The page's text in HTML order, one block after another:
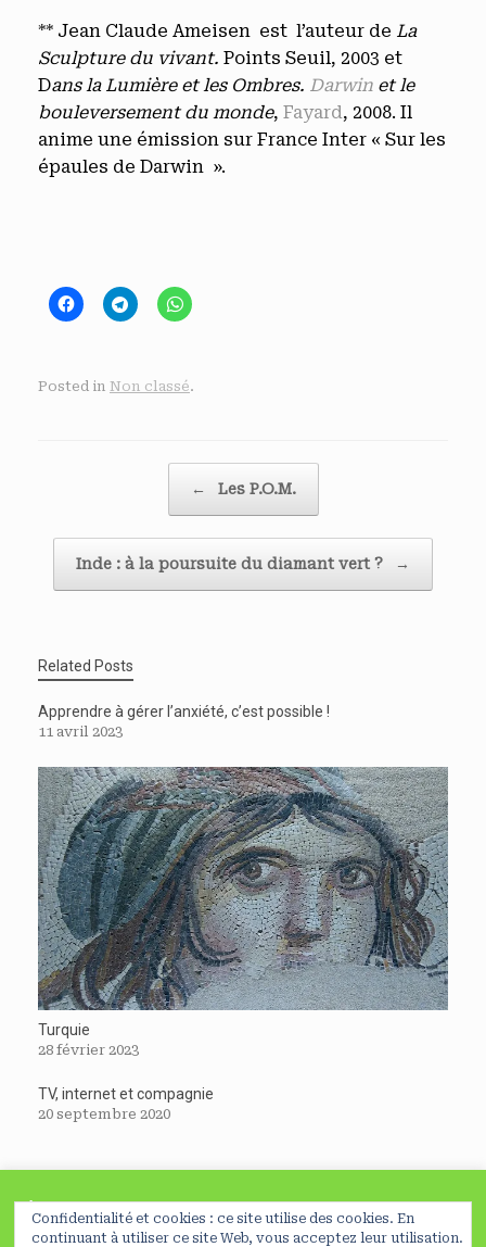
** Jean Claude Ameisen est l’auteur de La
Sculpture du vivant. Points Seuil, 2003 et
Dans la Lumière et les Ombres. Darwin et le
bouleversement du monde, Fayard, 2008. Il
anime une émission sur France Inter « Sur les
épaules de Darwin ».
Posted in Non classé.
← Les P.O.M.
Inde : à la poursuite du diamant vert ? →
Related Posts
Apprendre à gérer l’anxiété, c’est possible !
11 avril 2023
Turquie
28 février 2023
TV, internet et compagnie
20 septembre 2020
À lire avant de poursuivre
En poursuivant votre navigation sur ce site, vous acceptez
Confidentialité et cookies : ce site utilise des cookies. En
continuant à utiliser ce site Web, vous acceptez leur utilisation.